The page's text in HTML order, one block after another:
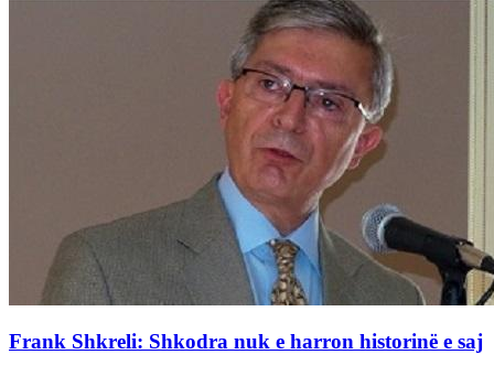
Frank Shkreli: Shkodra nuk e harron historinë e saj